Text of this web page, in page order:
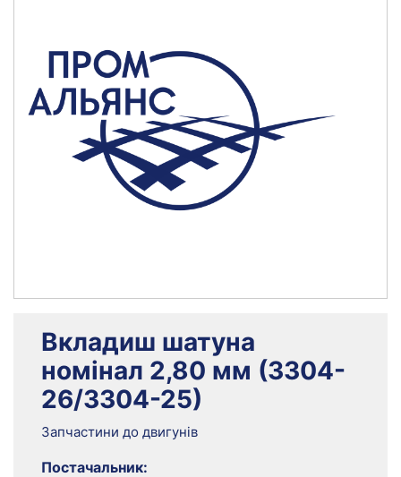
Вкладиш шатуна
номінал 2,80 мм (3304-
26/3304-25)
Запчастини до двигунів
Постачальник: